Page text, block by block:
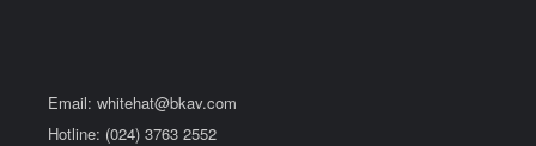
Email: whitehat@bkav.com
Hotline: (024) 3763 2552